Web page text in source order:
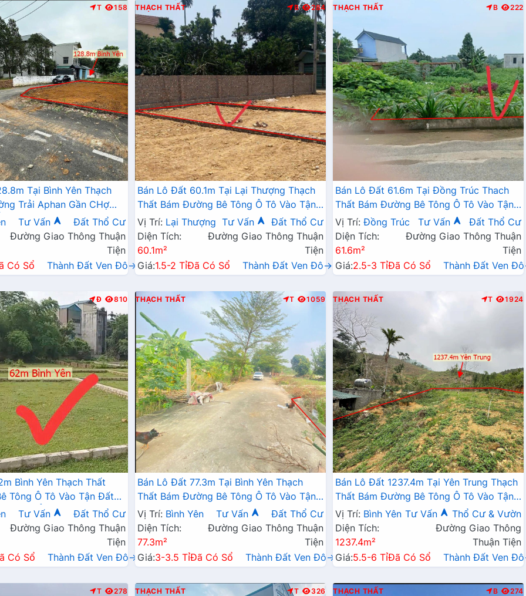
T 158
Tại Bình Yên Thạch
Trải Aphan Gần CHợ
Ban Sổ Đỏ Pháp Lý Rõ
Tư
Tư Vấn
Đất Thổ Cư
Đường Giao Thông Thuận
Tiện
Có Sổ Thành Đất Ven Đô→
THẠCH THẤT B 284
Bán Lô Đất 60.1m Tại Lại Thượng Thạch
Thất Bám Đường Bê Tông Ô Tô Vào Tận
Đất Dân Cư Đông Đúc Thân Thiện Giá
Đầu Tư
Vị Trí: Lại Thượng Tư Vấn
Đất Thổ Cư
Diện Tích:
60.1m²
Đường Giao Thông Thuận
Tiện
Giá:1.5-2 TỉĐã Có Sổ Thành Đất Ven Đô→
THẠCH THẤT B 222
Bán Lô Đất 61.6m Tại Đồng Trúc Thach
Thất Bám Đường Bê Tông Ô Tô Vào Tận
Đất Dân Cư Đông Dúc Thân Thiện Giá Rẻ
Đầu Tư Sinh Lời
Vị Trí: Đồng Trúc Tư Vấn
Đất Thổ Cư
Diện Tích:
61.6m²
Đường Giao Thông Thuận
Tiện
Giá:2.5-3 TỉĐã Có Sổ Thành Đất Ven
Đ 810
Bình Yên Thạch Thất
Tông Ô Tô Vào Tận Đất
Học Ủy Ban Giá Đầu Tư
Tư Vấn
Đất Thổ Cư
Đường Giao Thông Thuận
Tiện
Có Sổ Thành Đất Ven Đô→
THẠCH THẤT T 1059
Bán Lô Đất 77.3m Tại Bình Yên Thạch
Thất Bám Đường Bê Tông Ô Tô Vào Tận
Đất Dân Cư Đông Đúc Thân Thiện Gần
Chợ Trường Học Ủy Ban Giá Đầu Tư
Vị Trí: Bình Yên Tư Vấn
Đất Thổ Cư
Diện Tích:
77.3m²
Đường Giao Thông Thuận
Tiện
Giá:3-3.5 TỉĐã Có Sổ Thành Đất Ven Đô→
THẠCH THẤT T 1924
Bán Lô Đất 1237.4m Tại Yên Trung Thạch
Thất Bám Đường Bê Tông Ô Tô Vào Tận
Đất Dân Đông Đúc Thân Thiện Dân Cư
Đông Đúc Thân Thiện Giá Đầu Tư
Vị Trí: Bình Yên Tư Vấn
Thổ Cư & Vườn
Diện Tích:
1237.4m²
Đường Giao Thông
Thuận Tiện
Giá:5.5-6 TỉĐã Có Sổ Thành Đất Ven
T 278 THẠCH THẤT T 326 THẠCH THẤT B 274